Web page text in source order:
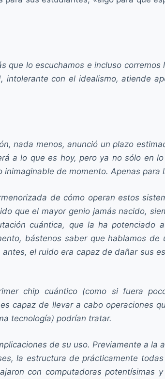
lo escuchamos e incluso corremos
con el idealismo, atiende
nada menos, anunció un plazo
a lo que es hoy, pero ya no sólo en
de momento. Apenas para
de cómo operan estos
que el mayor genio jamás nacido,
cuántica, que la ha potenciado
bástenos saber que hablamos de
el ruido era capaz de dañar sus
chip cuántico (como si fuera
capaz de llevar a cabo operaciones
tecnología) podrían tratar.
de su uso. Previamente a la
la estructura de prácticamente
con computadoras potentísimas